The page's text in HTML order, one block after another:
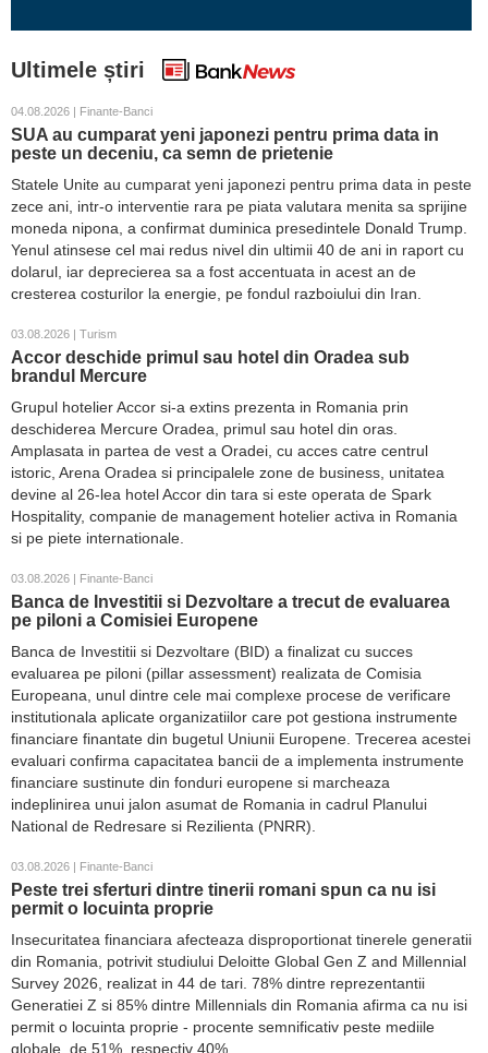
Ultimele știri
04.08.2026 | Finante-Banci
SUA au cumparat yeni japonezi pentru prima data in
peste un deceniu, ca semn de prietenie
Statele Unite au cumparat yeni japonezi pentru prima data in peste
zece ani, intr-o interventie rara pe piata valutara menita sa sprijine
moneda nipona, a confirmat duminica presedintele Donald Trump.
Yenul atinsese cel mai redus nivel din ultimii 40 de ani in raport cu
dolarul, iar deprecierea sa a fost accentuata in acest an de
cresterea costurilor la energie, pe fondul razboiului din Iran.
03.08.2026 | Turism
Accor deschide primul sau hotel din Oradea sub
brandul Mercure
Grupul hotelier Accor si-a extins prezenta in Romania prin
deschiderea Mercure Oradea, primul sau hotel din oras.
Amplasata in partea de vest a Oradei, cu acces catre centrul
istoric, Arena Oradea si principalele zone de business, unitatea
devine al 26-lea hotel Accor din tara si este operata de Spark
Hospitality, companie de management hotelier activa in Romania
si pe piete internationale.
03.08.2026 | Finante-Banci
Banca de Investitii si Dezvoltare a trecut de evaluarea
pe piloni a Comisiei Europene
Banca de Investitii si Dezvoltare (BID) a finalizat cu succes
evaluarea pe piloni (pillar assessment) realizata de Comisia
Europeana, unul dintre cele mai complexe procese de verificare
institutionala aplicate organizatiilor care pot gestiona instrumente
financiare finantate din bugetul Uniunii Europene. Trecerea acestei
evaluari confirma capacitatea bancii de a implementa instrumente
financiare sustinute din fonduri europene si marcheaza
indeplinirea unui jalon asumat de Romania in cadrul Planului
National de Redresare si Rezilienta (PNRR).
03.08.2026 | Finante-Banci
Peste trei sferturi dintre tinerii romani spun ca nu isi
permit o locuinta proprie
Insecuritatea financiara afecteaza disproportionat tinerele generatii
din Romania, potrivit studiului Deloitte Global Gen Z and Millennial
Survey 2026, realizat in 44 de tari. 78% dintre reprezentantii
Generatiei Z si 85% dintre Millennials din Romania afirma ca nu isi
permit o locuinta proprie - procente semnificativ peste mediile
globale, de 51%, respectiv 40%.